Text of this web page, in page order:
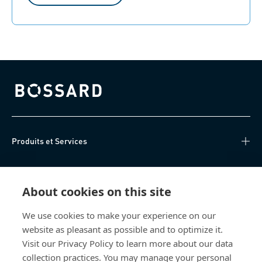
About cookies on this site
We use cookies to make your experience on our
website as pleasant as possible and to optimize it.
Visit our Privacy Policy to learn more about our data
collection practices. You may manage your personal
Bossard homepage
Produits et Services
Qui sommes-nous
Bossard France